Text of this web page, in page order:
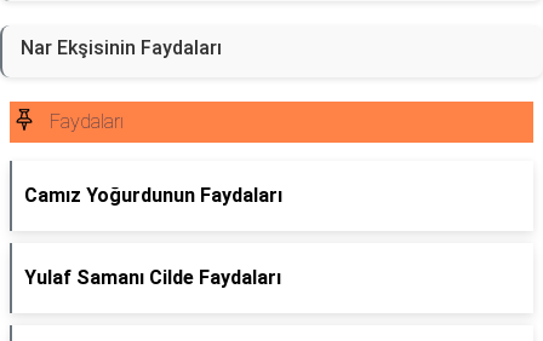
Nar Ekşisinin Faydaları
Faydaları
Camız Yoğurdunun Faydaları
Yulaf Samanı Cilde Faydaları